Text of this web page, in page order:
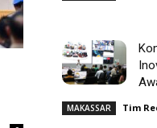
MAKASSAR Tim